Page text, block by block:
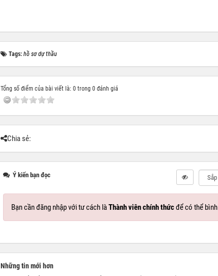
Tags: hồ sơ dự thầu
Tổng số điểm của bài viết là: 0 trong 0 đánh giá
Chia sẻ:
Ý kiến bạn đọc
Bạn cần đăng nhập với tư cách làThành viên chính thứcđể có thể
Những tin mới hơn